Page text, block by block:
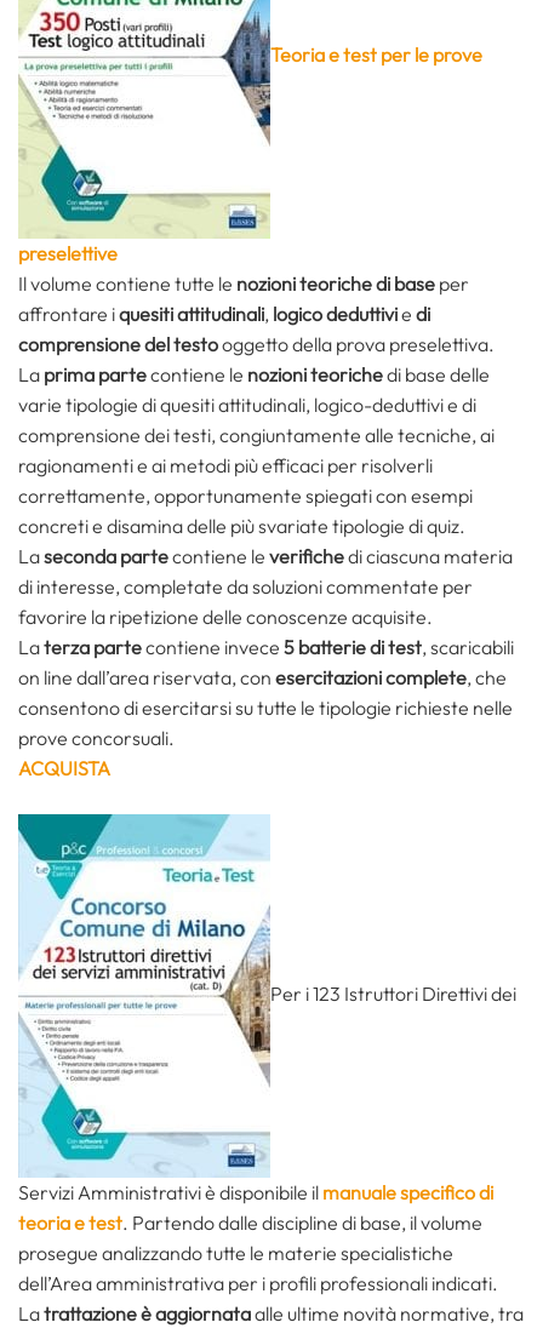
Teoria e test per le prove
preselettive
Il volume contiene tutte le nozioni teoriche di base per
affrontare iquesiti attitudinali, logico deduttivie di
comprensione del testooggetto della prova preselettiva.
La prima partecontiene le nozioni teorichedi base delle
varie tipologie di quesiti attitudinali, logico-deduttivi e di
comprensione dei testi, congiuntamente alle tecniche, ai
ragionamenti e ai metodi più efficaci per risolverli
correttamente, opportunamente spiegati con esempi
concreti e disamina delle più svariate tipologie di quiz.
Laseconda partecontiene le verifichedi ciascuna materia
di interesse, completate da soluzioni commentate per
favorire la ripetizione delle conoscenze acquisite.
Laterza partecontiene invece 5 batterie di test, scaricabili
on line dall’area riservata, con esercitazioni complete, che
consentono di esercitarsi su tutte le tipologie richieste nelle
prove concorsuali.
ACQUISTA
Per i 123 Istruttori Direttivi dei
Servizi Amministrativi è disponibile il manuale specifico di
teoria e test. Partendo dalle discipline di base, il volume
prosegue analizzando tutte le materie specialistiche
dell’Area amministrativa per i profili professionali indicati.
Latrattazione è aggiornataalle ultime novità normative, tra